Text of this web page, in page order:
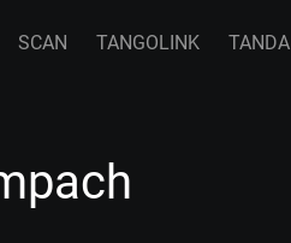
SCAN TANGOLINK TANDA